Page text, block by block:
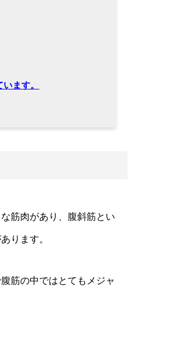
ます。
筋肉があり、腹斜筋とい
ります。
筋の中ではとてもメジャ